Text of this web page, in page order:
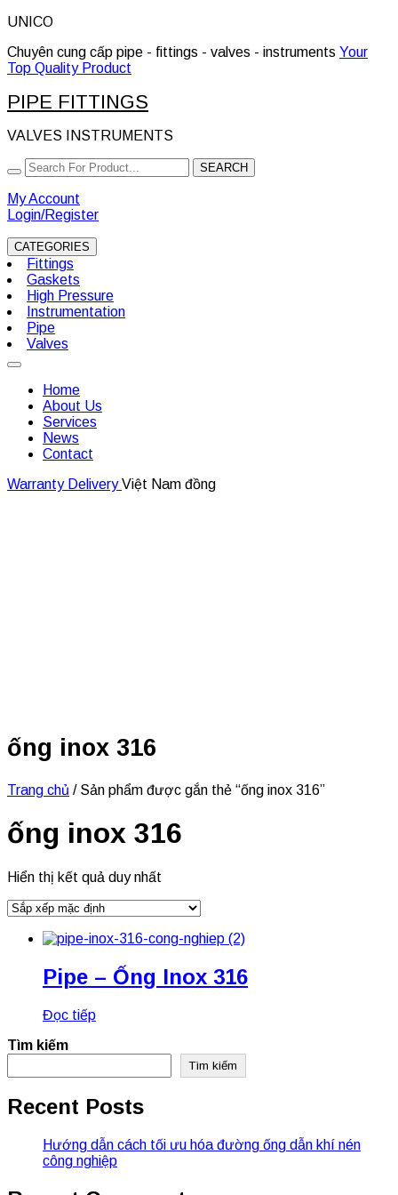
Skip
content
UNICO
Chuyên cung cấp pipe - fittings - valves - instruments Your
Top Quality Product
PIPE FITTINGS
VALVES INSTRUMENTS
Search
for:
SEARCH
My Account
Login/Register
CATEGORIES
Fittings
Gaskets
High Pressure
Instrumentation
Pipe
Valves
Open
ButtonHome
About Us
Services
News
Contact
Close
Warranty DeliveryViệt Nam đồng
ống inox 316
Trang chủ / Sản phẩm được gắn thẻ “ống inox 316”
ống inox 316
Hiển thị kết quả duy nhất
Pipe – Ống Inox 316
Đọc tiếp
Tìm kiếm
Tìm kiếm
Recent Posts
Hướng dẫn cách tối ưu hóa đường ống dẫn khí nén
công nghiệp